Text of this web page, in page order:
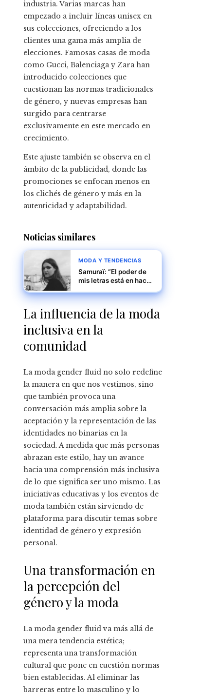
industria. Varias marcas han
empezado a incluir líneas unisex en
sus colecciones, ofreciendo a los
clientes una gama más amplia de
elecciones. Famosas casas de moda
como Gucci, Balenciaga y Zara han
introducido colecciones que
cuestionan las normas tradicionales
de género, y nuevas empresas han
surgido para centrarse
exclusivamente en este mercado en
crecimiento.
Este ajuste también se observa en el
ámbito de la publicidad, donde las
promociones se enfocan menos en
los clichés de género y más en la
autenticidad y adaptabilidad.
Noticias similares
MODA Y TENDENCIAS
Samuraï: “El poder de
mis letras está en hacer
La influencia de la moda
inclusiva en la
comunidad
La moda gender fluid no solo redefine
la manera en que nos vestimos, sino
que también provoca una
conversación más amplia sobre la
aceptación y la representación de las
identidades no binarias en la
sociedad. A medida que más personas
abrazan este estilo, hay un avance
hacia una comprensión más inclusiva
de lo que significa ser uno mismo. Las
iniciativas educativas y los eventos de
moda también están sirviendo de
plataforma para discutir temas sobre
identidad de género y expresión
personal.
Una transformación en
la percepción del
género y la moda
La moda gender fluid va más allá de
una mera tendencia estética;
representa una transformación
cultural que pone en cuestión normas
bien establecidas. Al eliminar las
barreras entre lo masculino y lo